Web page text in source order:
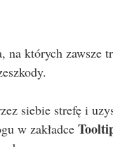
siebie strefę i
w zakładce